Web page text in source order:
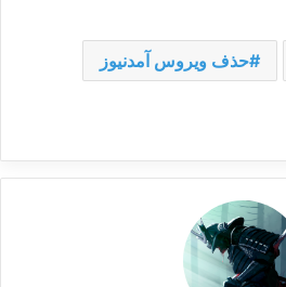
حذف ویروس آمدنیوز